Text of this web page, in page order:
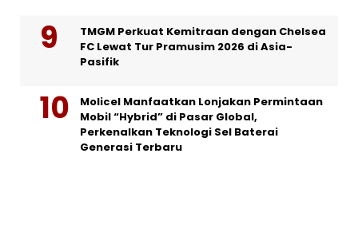
TMGM Perkuat Kemitraan dengan Chelsea
FC Lewat Tur Pramusim 2026 di Asia-
Pasifik
Molicel Manfaatkan Lonjakan Permintaan
Mobil “Hybrid” di Pasar Global,
Perkenalkan Teknologi Sel Baterai
Generasi Terbaru